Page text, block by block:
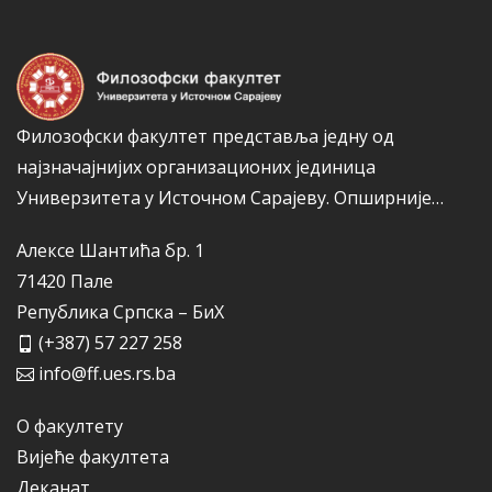
Филозофски факултет представља једну од
најзначајнијих организационих јединица
Универзитета у Источном Сарајеву. Опширније…
Алексе Шантића бр. 1
71420 Пале
Република Српска – БиХ
(+387) 57 227 258
info@ff.ues.rs.ba
О факултету
Вијеће факултета